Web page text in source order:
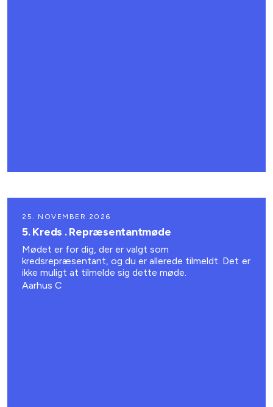
25. NOVEMBER 2026
5. Kreds . Repræsentantmøde
Mødet er for dig, der er valgt som
kredsrepræsentant, og du er allerede tilmeldt. Det er
ikke muligt at tilmelde sig dette møde.
Aarhus C